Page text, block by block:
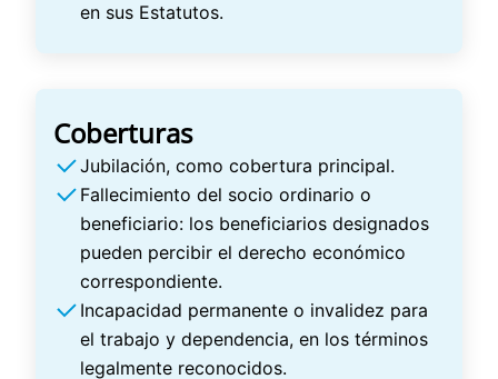
en sus Estatutos.
Coberturas
Jubilación, como cobertura principal.
Fallecimiento del socio ordinario o
beneficiario: los beneficiarios designados
pueden percibir el derecho económico
correspondiente.
Incapacidad permanente o invalidez para
el trabajo y dependencia, en los términos
legalmente reconocidos.